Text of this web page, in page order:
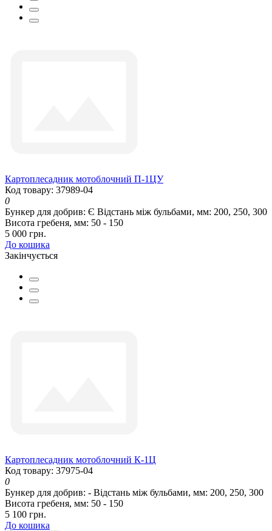
Картоплесадник мотоблочний П-1ЦУ
Код товару: 37989-04
0
Бункер для добрив: Є Відстань між бульбами, мм: 200, 250, 300
Висота гребеня, мм: 50 - 150
5 000 грн.
До кошика
Закінчується
Картоплесадник мотоблочний К-1Ц
Код товару: 37975-04
0
Бункер для добрив: - Відстань між бульбами, мм: 200, 250, 300
Висота гребеня, мм: 50 - 150
5 100 грн.
До кошика